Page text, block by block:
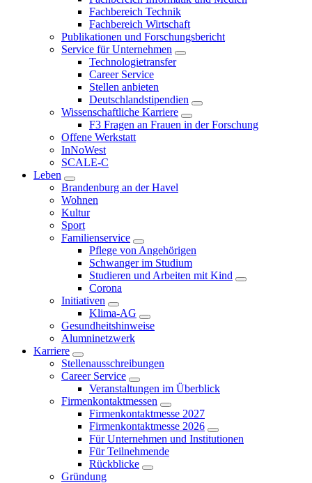
Fachbereich Technik
Fachbereich Wirtschaft
Publikationen und Forschungsbericht
Service für Unternehmen
Technologietransfer
Career Service
Stellen anbieten
Deutschlandstipendien
Wissenschaftliche Karriere
F3 Fragen an Frauen in der Forschung
Offene Werkstatt
InNoWest
SCALE-C
Leben
Brandenburg an der Havel
Wohnen
Kultur
Sport
Familienservice
Pflege von Angehörigen
Schwanger im Studium
Studieren und Arbeiten mit Kind
Corona
Initiativen
Klima-AG
Gesundheitshinweise
Alumninetzwerk
Karriere
Stellenausschreibungen
Career Service
Veranstaltungen im Überblick
Firmenkontaktmessen
Firmenkontaktmesse 2027
Firmenkontaktmesse 2026
Für Unternehmen und Institutionen
Für Teilnehmende
Rückblicke
Gründung